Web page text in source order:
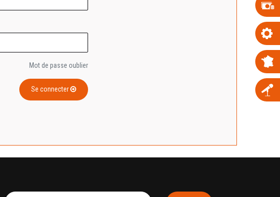
Mot de passe oublier
Se connecter